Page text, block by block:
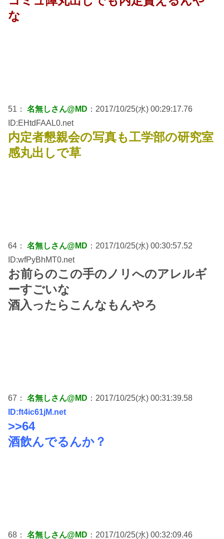
な
51： 名無しさん@MD ：2017/10/25(水) 00:29:17.76
ID:EHtdFAAL0.net
内定者懇親会の写真も工学部の研究室
感丸出しで草
64： 名無しさん@MD ：2017/10/25(水) 00:30:57.52
ID:wfPyBhMT0.net
お前らのこの手のノリへのアレルギ
ーすごいな
酒入ったらこんなもんやろ
67： 名無しさん@MD ：2017/10/25(水) 00:31:39.58
ID:ft4ic61jM.net
>>64
酒飲んでるんか？
68： 名無しさん@MD ：2017/10/25(水) 00:32:09.46